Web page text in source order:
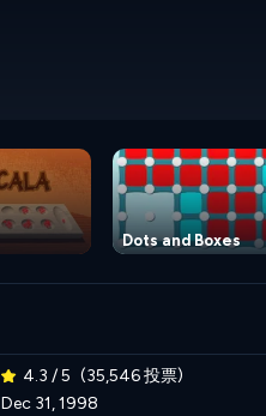
Dots and Boxes
4.3 / 5 (35,546 投票)
Dec 31, 1998